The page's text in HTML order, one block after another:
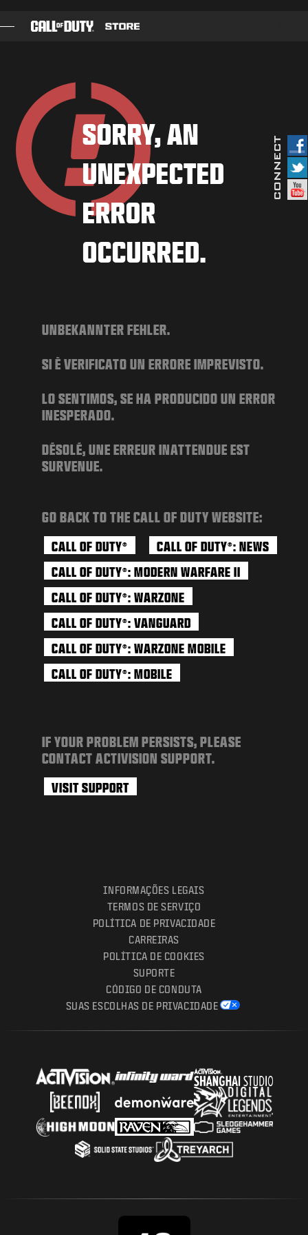
PASSE DE BATALHA
BLACKCELL
PONTOS COD
LOJA DE EQUIPAMENTOS
COMBAT BUILDS
ESPORTS
SUPORTE
INSCREVER-SE
SORRY, AN
UNEXPECTED
ERROR
OCCURRED.
UNBEKANNTER FEHLER.
SI È VERIFICATO UN ERRORE IMPREVISTO.
LO SENTIMOS, SE HA PRODUCIDO UN ERROR
INESPERADO.
DÉSOLÉ, UNE ERREUR INATTENDUE EST
SURVENUE.
GO BACK TO THE CALL OF DUTY WEBSITE:
CALL OF DUTY® CALL OF DUTY®: NEWS
CALL OF DUTY®: MODERN WARFARE II
CALL OF DUTY®: WARZONE
CALL OF DUTY®: VANGUARD
CALL OF DUTY®: WARZONE MOBILE
CALL OF DUTY®: MOBILE
IF YOUR PROBLEM PERSISTS, PLEASE
CONTACT ACTIVISION SUPPORT.
VISIT SUPPORT
INFORMAÇÕES LEGAIS
TERMOS DE SERVIÇO
POLÍTICA DE PRIVACIDADE
CARREIRAS
POLÍTICA DE COOKIES
SUPORTE
CÓDIGO DE CONDUTA
SUAS ESCOLHAS DE PRIVACIDADE